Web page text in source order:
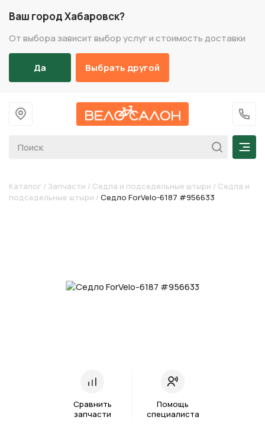
Ваш город Хабаровск?
От выбора зависит выбор услуг и стоимость доставки
Да Выбрать другой
На главную
+7
Каталог / Запчасти / Седла и подседельные штыри / Седла и
подседельные штыри / Седло ForVelo-6187 #956633
Сравнить
запчасти
Помощь
специалиста